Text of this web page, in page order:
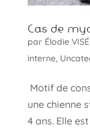
Cas de
par Élodie
interne,
Motif de
une chienne
4 ans. Elle